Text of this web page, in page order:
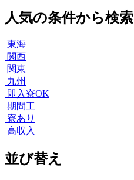
人気の条件から検索
東海
関西
関東
九州
即入寮OK
期間工
寮あり
高収入
並び替え